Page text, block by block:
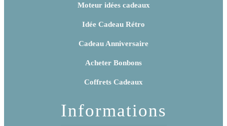
Moteur idées cadeaux
Idée Cadeau Rétro
Cadeau Anniversaire
Acheter Bonbons
Coffrets Cadeaux
Informations